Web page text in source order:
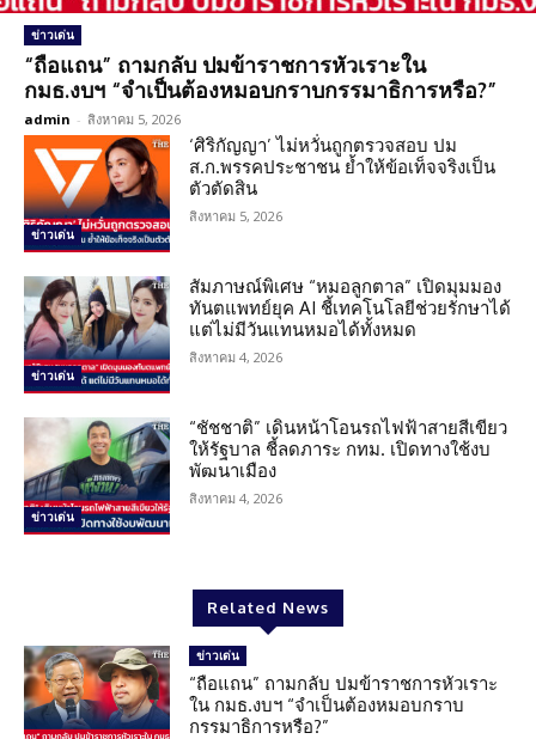
ข่าวเด่น
“ถือแถน” ถามกลับ ปมข้าราชการหัวเราะใน
กมธ.งบฯ “จำเป็นต้องหมอบกราบกรรมาธิการหรือ?”
admin - สิงหาคม 5, 2026
ข่าวเด่น
‘ศิริกัญญา’ ไม่หวั่นถูกตรวจสอบ ปม
ส.ก.พรรคประชาชน ย้ำให้ข้อเท็จจริงเป็น
ตัวตัดสิน
สิงหาคม 5, 2026
ข่าวเด่น
สัมภาษณ์พิเศษ “หมอลูกตาล” เปิดมุมมอง
ทันตแพทย์ยุค AI ชี้เทคโนโลยีช่วยรักษาได้
แต่ไม่มีวันแทนหมอได้ทั้งหมด
สิงหาคม 4, 2026
ข่าวเด่น
“ชัชชาติ” เดินหน้าโอนรถไฟฟ้าสายสีเขียว
ให้รัฐบาล ชี้ลดภาระ กทม. เปิดทางใช้งบ
พัฒนาเมือง
สิงหาคม 4, 2026
Related News
ข่าวเด่น
“ถือแถน” ถามกลับ ปมข้าราชการหัวเราะ
ใน กมธ.งบฯ “จำเป็นต้องหมอบกราบ
กรรมาธิการหรือ?”